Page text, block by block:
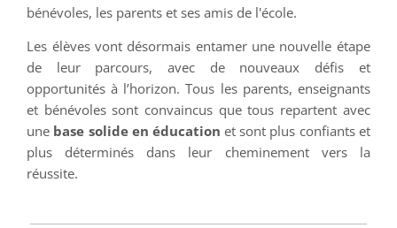
bénévoles, les parents et ses amis de l'école.
Les élèves vont désormais entamer une nouvelle étape
de leur parcours, avec de nouveaux défis et
opportunités à l’horizon. Tous les parents, enseignants
et bénévoles sont convaincus que tous repartent avec
une base solide en éducation et sont plus confiants et
plus déterminés dans leur cheminement vers la
réussite.